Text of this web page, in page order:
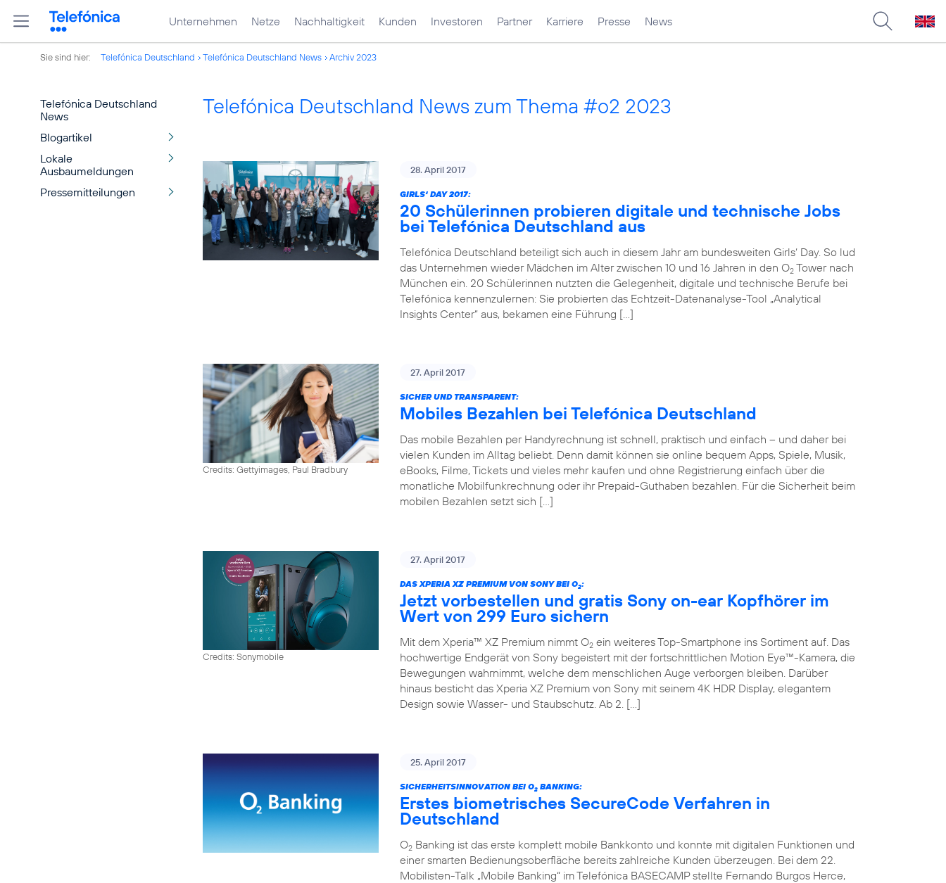
Unternehmen Netze Nachhaltigkeit Kunden Investoren Partner Karriere Presse News
Sie sind hier: Telefónica Deutschland Telefónica Deutschland News Archiv 2023
Telefónica Deutschland
News
Blogartikel
Lokale
Ausbaumeldungen
Pressemitteilungen
Telefónica Deutschland News zum Thema #o2 2023
28. April 2017
GIRLS‘ DAY 2017:
20 Schülerinnen probieren digitale und technische Jobs
bei Telefónica Deutschland aus
Telefónica Deutschland beteiligt sich auch in diesem Jahr am bundesweiten Girls‘ Day. So lud
das Unternehmen wieder Mädchen im Alter zwischen 10 und 16 Jahren in den O2 Tower nach
München ein. 20 Schülerinnen nutzten die Gelegenheit, digitale und technische Berufe bei
Telefónica kennenzulernen: Sie probierten das Echtzeit-Datenanalyse-Tool „Analytical
Insights Center“ aus, bekamen eine Führung […]
Credits: Gettyimages, Paul Bradbury
27. April 2017
SICHER UND TRANSPARENT:
Mobiles Bezahlen bei Telefónica Deutschland
Das mobile Bezahlen per Handyrechnung ist schnell, praktisch und einfach – und daher bei
vielen Kunden im Alltag beliebt. Denn damit können sie online bequem Apps, Spiele, Musik,
eBooks, Filme, Tickets und vieles mehr kaufen und ohne Registrierung einfach über die
monatliche Mobilfunkrechnung oder ihr Prepaid-Guthaben bezahlen. Für die Sicherheit beim
mobilen Bezahlen setzt sich […]
Credits: Sonymobile
27. April 2017
DAS XPERIA XZ PREMIUM VON SONY BEI O2:
Jetzt vorbestellen und gratis Sony on-ear Kopfhörer im
Wert von 299 Euro sichern
Mit dem Xperia™ XZ Premium nimmt O2 ein weiteres Top-Smartphone ins Sortiment auf. Das
hochwertige Endgerät von Sony begeistert mit der fortschrittlichen Motion Eye™-Kamera, die
Bewegungen wahrnimmt, welche dem menschlichen Auge verborgen bleiben. Darüber
hinaus besticht das Xperia XZ Premium von Sony mit seinem 4K HDR Display, elegantem
Design sowie Wasser- und Staubschutz. Ab 2. […]
25. April 2017
SICHERHEITSINNOVATION BEI O2 BANKING:
Erstes biometrisches SecureCode Verfahren in
Deutschland
O2 Banking ist das erste komplett mobile Bankkonto und konnte mit digitalen Funktionen und
einer smarten Bedienungsoberfläche bereits zahlreiche Kunden überzeugen. Bei dem 22.
Mobilisten-Talk „Mobile Banking“ im Telefónica BASECAMP stellte Fernando Burgos Herce,